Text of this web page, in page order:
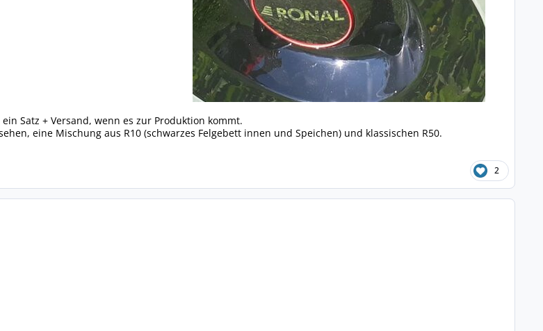
Satz + Versand, wenn es zur Produktion kommt.
eine Mischung aus R10 (schwarzes Felgebett innen und Speichen) und klassischen R50.
2